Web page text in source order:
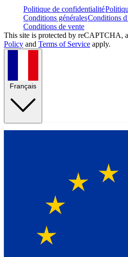
Politique de confidentialité
Conditions généralesConditions
Conditions de vente
This site is protected by reCAPTCHA,
Policy and Terms of Service apply.
Français